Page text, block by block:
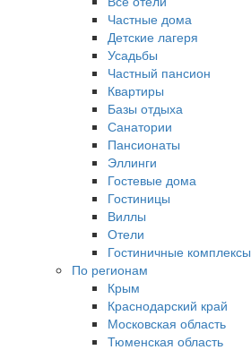
Частные дома
Детские лагеря
Усадьбы
Частный пансион
Квартиры
Базы отдыха
Санатории
Пансионаты
Эллинги
Гостевые дома
Гостиницы
Виллы
Отели
Гостиничные комплексы
По регионам
Крым
Краснодарский край
Московская область
Тюменская область